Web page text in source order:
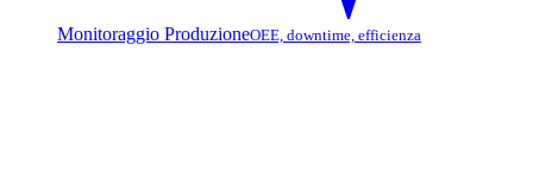
Monitoraggio ProduzioneOEE, downtime, efficienza